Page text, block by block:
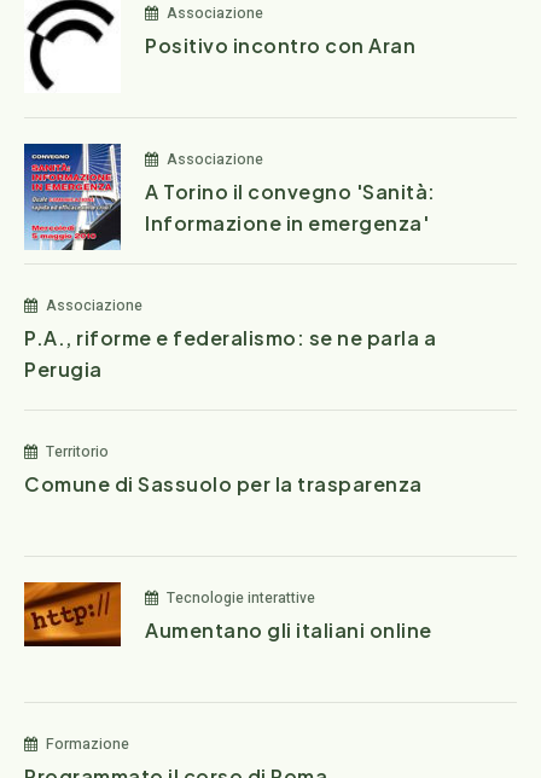
Associazione
Positivo incontro con Aran
Associazione
A Torino il convegno 'Sanità:
Informazione in emergenza'
Associazione
P.A., riforme e federalismo: se ne parla a
Perugia
Territorio
Comune di Sassuolo per la trasparenza
Tecnologie interattive
Aumentano gli italiani online
Formazione